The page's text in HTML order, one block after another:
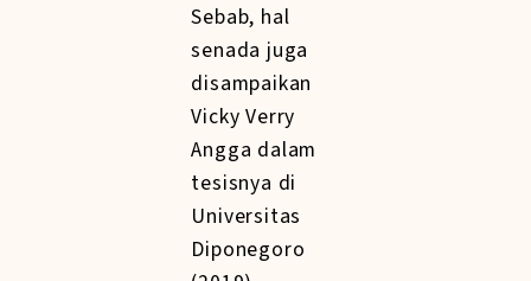
Sebab, hal
senada juga
disampaikan
Vicky Verry
Angga dalam
tesisnya di
Universitas
Diponegoro